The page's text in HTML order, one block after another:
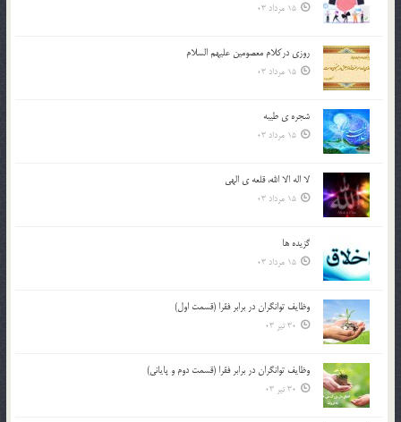
15 مرداد 03
روزي دركلام معصومين عليهم السلام
15 مرداد 03
شجره ي طيبه
15 مرداد 03
لا اله الا الله، قلعه ي الهي
15 مرداد 03
گزيده ها
15 مرداد 03
وظایف توانگران در برابر فقرا (قسمت اول)
30 تیر 03
وظایف توانگران در برابر فقرا (قسمت دوم و پایانی)
30 تیر 03